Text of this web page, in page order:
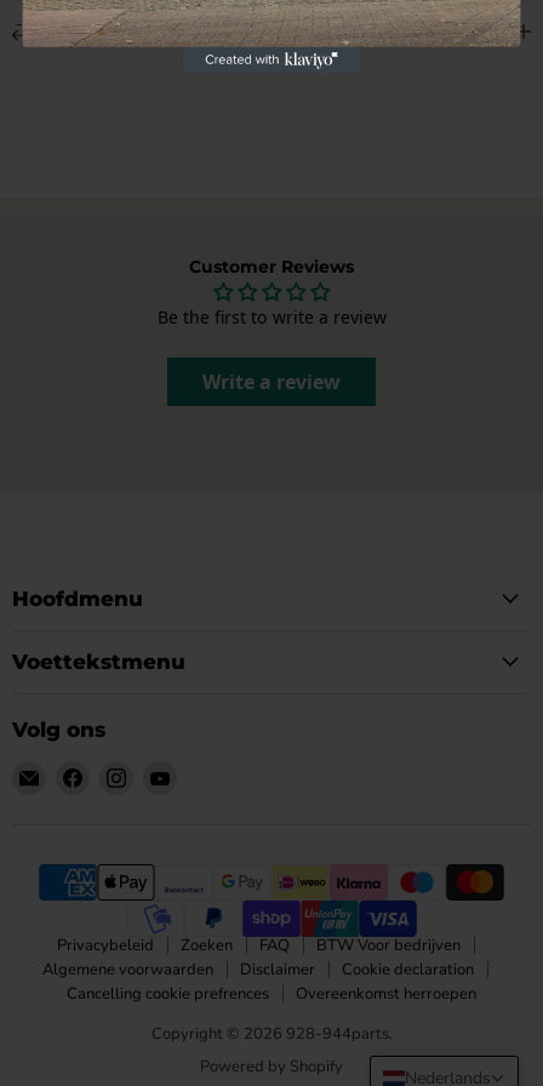
Nederlands
We leveren wereldwijd en tonen de verzendkosten bij het
afrekenen. Elk pakket wordt zorgvuldig verpakt om jouw Porsche-
onderdelen in perfecte staat te leveren.
Retourneren
Niet tevreden? Je kunt je bestelling binnen 14 dagen na ontvangst
Customer Reviews
Be the first to write a review
Write a review
Hoofdmenu
Voettekstmenu
Volg ons
Email
Vind
Vind
Privacybeleid Zoeken FAQ
BTW Voor bedrijven
Algemene voorwaarden
Disclaimer
Cookie declaration
Cancelling cookie prefrences
Overeenkomst herroepen
Copyright © 2026 928-944parts.
Powered by Shopify